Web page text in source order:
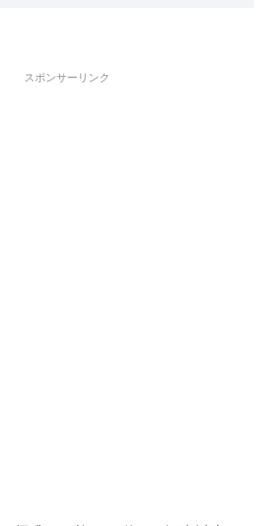
スポンサーリンク